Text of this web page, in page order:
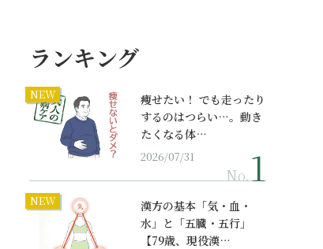
ランキング
NEW
痩せたい！ でも走ったり
するのはつらい…。動き
たくなる体…
2026/07/31
No.
NEW
漢方の基本「気・血・
水」と「五臓・五行」
【79歳、現役漢…